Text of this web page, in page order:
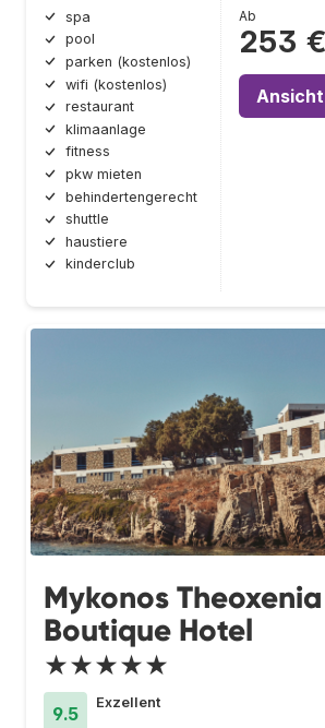
spa
pool
parken (kostenlos)
wifi (kostenlos)
restaurant
klimaanlage
fitness
pkw mieten
behindertengerecht
shuttle
haustiere
kinderclub
Ab
253 €
Mykonos Theoxenia
Boutique Hotel
★★★★★
9.5
Exzellent